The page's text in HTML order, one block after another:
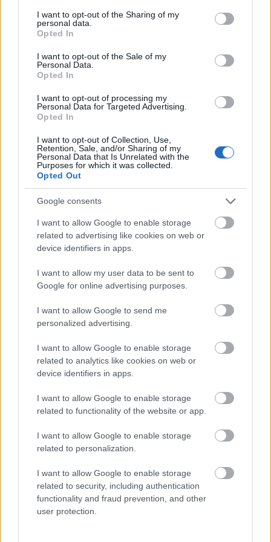
not limited to your visit or usage behaviour. You may click to
grant or deny consent to Google and its third-party tags to
use your data for below specified purposes in below Google
consent section.
I want to opt-out of the Sharing of my
personal data.
Opted In
I want to opt-out of the Sale of my
Personal Data.
Opted In
I want to opt-out of processing my
Personal Data for Targeted Advertising.
Opted In
I want to opt-out of Collection, Use,
Retention, Sale, and/or Sharing of my
Personal Data that Is Unrelated with the
Purposes for which it was collected.
Opted Out
Google consents
I want to allow Google to enable storage
related to advertising like cookies on web or
device identifiers in apps.
I want to allow my user data to be sent to
Google for online advertising purposes.
I want to allow Google to send me
personalized advertising.
I want to allow Google to enable storage
related to analytics like cookies on web or
device identifiers in apps.
I want to allow Google to enable storage
related to functionality of the website or app.
I want to allow Google to enable storage
related to personalization.
I want to allow Google to enable storage
related to security, including authentication
functionality and fraud prevention, and other
user protection.
pályájáról sokat elárul, hogy hivatalos
biográfiájában a fenti lista közel harminc
névből áll mely végén – nem csak
udvariasságból – a “csak néhányat említve”
megjegyzés olvasható.
muzsikálja egész életét, és ezzel együtt a
dzsesszzene majdnem teljes történetét.
Április 27-i koncertjén saját formációjával,
három fiatal muzsikustársa „kíséretében” lép
fel a BJC színpadán. Az Al Foster Quartettben
Marcus Strickland szaxofonozik, Adam
Birnbaum zongorázik és Doug Weiss
Koncert Zene Jazz
ETNOFON AZ I. ONIFESZT-EN